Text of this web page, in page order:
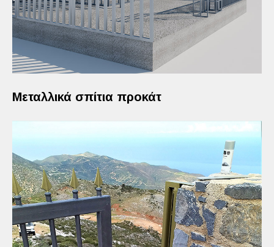
Μεταλλικά σπίτια προκάτ